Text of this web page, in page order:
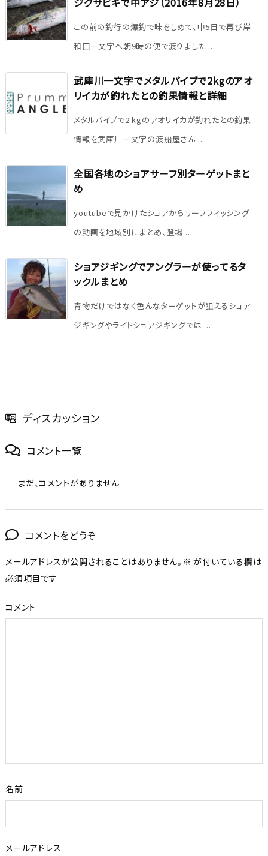
この前の釣行の爆釣で味をしめて、中5日で再び岸
和田一文字へ朝9時の便で渡りました ...
武庫川一文字でメタルバイブで2kgのアオ
リイカが釣れたとの釣果情報と詳細
メタルバイブで2 kgのアオリイカが釣れたとの釣果
情報を武庫川一文字の渡船屋さん ...
全国各地のショアサーフ別ターゲットまと
め
youtubeで見かけたショアからサーフフィッシング
の動画を地域別にまとめ、登場 ...
ショアジギングでアングラーが使ってるタ
ックルまとめ
青物だけではなく色んなターゲットが狙えるショア
ジギングやライトショアジギングでは ...
ディスカッション
コメント一覧
まだ、コメントがありません
コメントをどうぞ
メールアドレスが公開されることはありません。 ※ が付いている欄は
必須項目です
コメント
名前
メールアドレス